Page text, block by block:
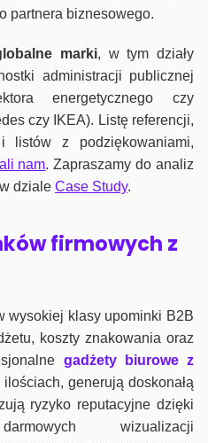
partnera biznesowego.
marki, w tym działy
administracji publicznej
energetycznego czy
czy IKEA). Listę referencji,
listów z podziękowaniami,
nam. Zapraszamy do analiz
dziale Case Study.
firmowych z
wysokiej klasy upominki B2B
koszty znakowania oraz
gadżety biurowe z
generują doskonałą
ryzyko reputacyjne dzięki
wizualizacji